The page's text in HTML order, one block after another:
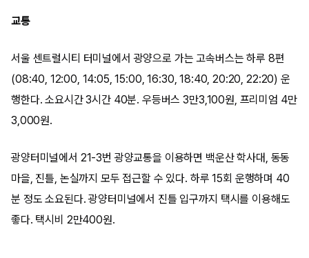
교통
서울 센트럴시티 터미널에서 광양으로 가는 고속버스는 하루 8편
(08:40, 12:00, 14:05, 15:00, 16:30, 18:40, 20:20, 22:20) 운
행한다. 소요시간 3시간 40분. 우등버스 3만3,100원, 프리미엄 4만
3,000원.
광양터미널에서 21-3번 광양교통을 이용하면 백운산 학사대, 동동
마을, 진틀, 논실까지 모두 접근할 수 있다. 하루 15회 운행하며 40
분 정도 소요된다. 광양터미널에서 진틀 입구까지 택시를 이용해도
좋다. 택시비 2만400원.